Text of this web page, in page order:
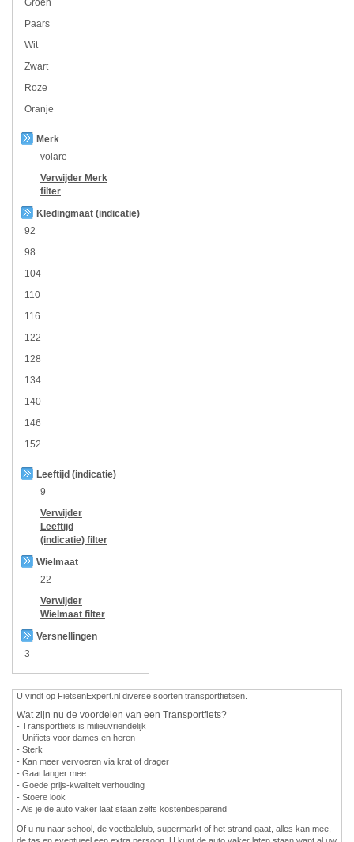
Groen
Paars
Wit
Zwart
Roze
Oranje
Merk
volare
Verwijder Merk
filter
Kledingmaat (indicatie)
92
98
104
110
116
122
128
134
140
146
152
Leeftijd (indicatie)
9
Verwijder
Leeftijd
(indicatie) filter
Wielmaat
22
Verwijder
Wielmaat filter
Versnellingen
3
U vindt op FietsenExpert.nl diverse soorten transportfietsen.
Wat zijn nu de voordelen van een Transportfiets?
- Transportfiets is milieuvriendelijk
- Unifiets voor dames en heren
- Sterk
- Kan meer vervoeren via krat of drager
- Gaat langer mee
- Goede prijs-kwaliteit verhouding
- Stoere look
- Als je de auto vaker laat staan zelfs kostenbesparend
Of u nu naar school, de voetbalclub, supermarkt of het strand gaat, alles kan mee,